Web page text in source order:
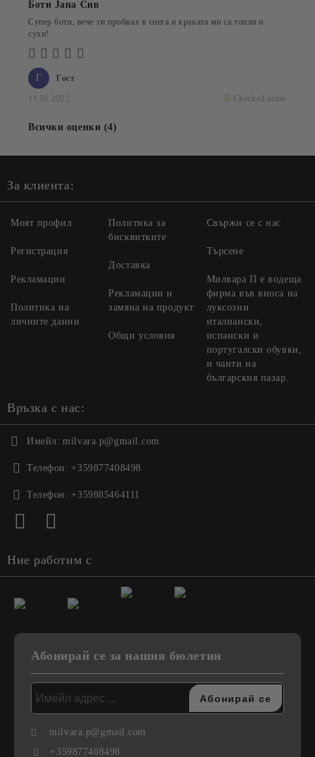
Г Гост
11.01.2022 Checked order
Боти Jana Сив
Супер боти, вече ги пробвах в снега и краката ми са топли и
сухи!
Всички оценки (4)
За клиента:
Моят профил
Регистрация
Рекламации
Политика на
личните данни
Политика за
бисквитките
Доставка
Рекламации и
замяна на продукт
Общи условия
Свържи се с нас
Търсене
Милвара П е водеща
фирма във вноса на
луксозни
италиански,
испански и
португалски обувки,
и чанти на
българския пазар.
Връзка с нас:
Имейл: milvara.p@gmail.com
Телефон: +359877408498
Телефон: +359885464111
Ние работим с
Абонирай се за нашия бюлетин
milvara.p@gmail.com
+359877408498